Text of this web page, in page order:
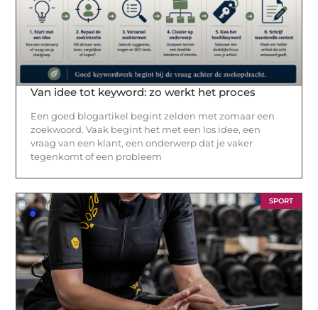
Van idee tot keyword: zo werkt het proces
Een goed blogartikel begint zelden met zomaar een
zoekwoord. Vaak begint het met een los idee, een
vraag van een klant, een onderwerp dat je vaker
tegenkomt of een probleem
SPORT